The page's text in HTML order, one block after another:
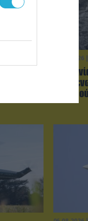
Τραμπ
06.08.2026
των